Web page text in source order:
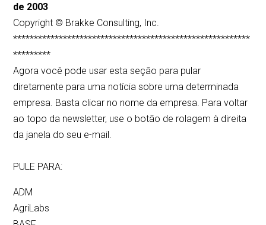
de 2003
Copyright © Brakke Consulting, Inc.
*********************************************************
*********
Agora você pode usar esta seção para pular
diretamente para uma notícia sobre uma determinada
empresa. Basta clicar no nome da empresa. Para voltar
ao topo da newsletter, use o botão de rolagem à direita
da janela do seu e-mail.
PULE PARA:
ADM
AgriLabs